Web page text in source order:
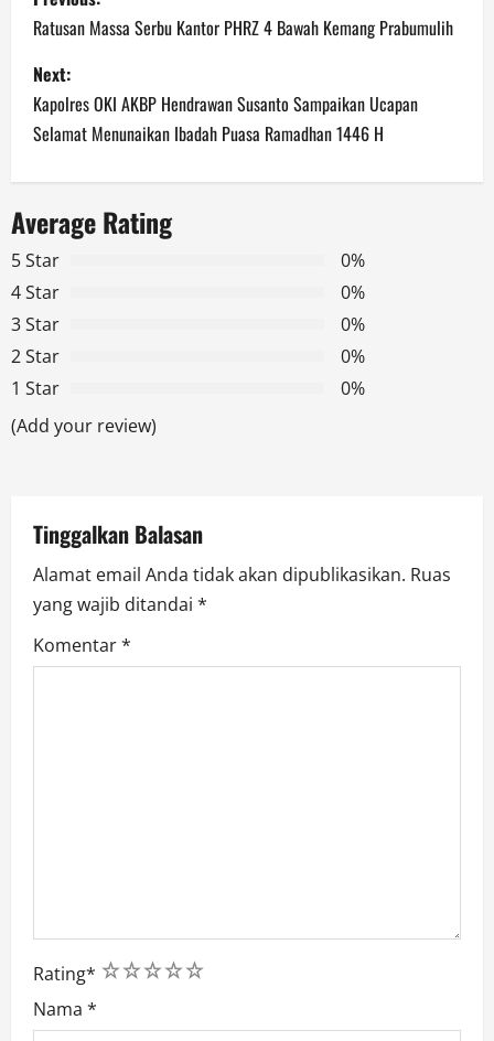
o
s
t
n
a
v
i
g
a
o
n
Ratusan Massa Serbu Kantor PHRZ 4 Bawah Kemang Prabumulih
Next:
Kapolres OKI AKBP Hendrawan Susanto Sampaikan Ucapan
Selamat Menunaikan Ibadah Puasa Ramadhan 1446 H
Average Rating
5 Star
0%
4 Star
0%
3 Star
0%
2 Star
0%
1 Star
0%
(Add your review)
Tinggalkan Balasan
Alamat email Anda tidak akan dipublikasikan. Ruas
yang wajib ditandai *
Komentar*
Rating* 5
4
3
2
1
Nama *